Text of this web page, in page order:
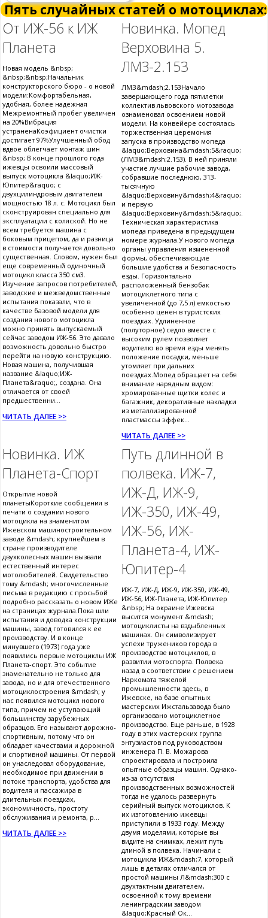
Пять случайных статей о мотоциклах:
От ИЖ-56 к ИЖ
Планета
Новая модель &nbsp;
&nbsp;&nbsp;Начальник
конструкторского бюро - о новой
модели:Комфортабельная,
удобная, более надежная
Межремонтный пробег увеличен
на 20%Вибрация
устраненаКоэфициент очистки
достигает 97%Улучшенный обод
вдвое облегчает монтаж шин
&nbsp; В конце прошлого года
ижевцы освоили массовый
выпуск мотоцикла &laquo;ИЖ-
Юпитер&raquo; с
двухцилиндровым двигателем
мощностью 18 л. с. Мотоцикл был
сконструирован специально для
эксплуатации с коляской. Но не
всем требуется машина с
боковым прицепом, да и разница
в стоимости получается довольно
существенная. Словом, нужен был
еще современный одиночный
мотоцикл класса 350 см3.
Изучение запросов потребителей,
заводские и межведомственные
испытания показали, что в
качестве базовой модели для
создания нового мотоцикла
можно принять выпускаемый
сейчас заводом ИЖ-56. Это давало
возможность довольно быстро
перейти на новую конструкцию.
Новая машина, получившая
название &laquo;ИЖ-
Планета&raquo;, создана. Она
отличается от своей
предшественни...
ЧИТАТЬ ДАЛЕЕ >>
Новинка. Мопед
Верховина 5.
ЛМЗ-2.153
ЛМЗ&mdash;2.153Начало
завершающего года пятилетки
коллектив львовского мотозавода
ознаменовал освоением новой
модели. На конвейере состоялась
торжественная церемония
запуска в производство мопеда
&laquo;Верховина&mdash;5&raquo;
(ЛМЗ&mdash;2.153). В ней приняли
участие лучшие рабочие завода,
собравшие последнюю, 313-
тысячную
&laquo;Верховину&mdash;4&raquo;
и первую
&laquo;Верховину&mdash;5&raquo;.
Техническая характеристика
мопеда приведена в предыдущем
номере журнала.У нового мопеда
органы управления измененной
формы, обеспечивающие
большие удобства и безопасность
езды. Горизонтально
расположенный бензобак
мотоциклетного типа с
увеличенной (до 7,5 л) емкостью
особенно ценен в туристских
поездках. Удлиненное
(полуторное) седло вместе с
высоким рулем позволяет
водителю во время езды менять
положение посадки, меньше
утомляет при дальних
поездках.Мопед обращает на себя
внимание нарядным видом:
хромированные щитки колес и
багажник, декоративные накладки
из металлизированной
пластмассы эффек...
ЧИТАТЬ ДАЛЕЕ >>
Новинка. ИЖ
Планета-Спорт
Открытие новой
планетыКороткие сообщения в
печати о создании нового
мотоцикла на знаменитом
Ижевском машиностроительном
заводе &mdash; крупнейшем в
стране производителе
двухколесных машин вызвали
естественный интерес
мотолюбителей. Свидетельство
тому &mdash; многочисленные
письма в редакцию с просьбой
подробно рассказать о новом ИЖе
на страницах журнала.Пока шли
испытания и доводка конструкции
машины, завод готовился к ее
производству. И в конце
минувшего (1973) года уже
появились первые мотоциклы ИЖ
Планета-спорт. Это событие
знаменательно не только для
завода, но и для отечественного
мотоциклостроения &mdash; у
нас появился мотоцикл нового
типа, причем не уступающий
большинству зарубежных
образцов. Его называют дорожно-
спортивным, потому что он
обладает качествами и дорожной
и спортивной машины. От первой
он унаследовал оборудование,
необходимое при движении в
потоке транспорта, удобства для
водителя и пассажира в
длительных поездках,
экономичность, простоту
обслуживания и ремонта, р...
ЧИТАТЬ ДАЛЕЕ >>
Путь длинной в
полвека. ИЖ-7,
ИЖ-Д, ИЖ-9,
ИЖ-350, ИЖ-49,
ИЖ-56, ИЖ-
Планета-4, ИЖ-
Юпитер-4
ИЖ-7, ИЖ-Д, ИЖ-9, ИЖ-350, ИЖ-49,
ИЖ-56, ИЖ-Планета, ИЖ-Юпитер
&nbsp; На окраине Ижевска
высится монумент &mdash;
мотоциклисты на вздыбленных
машинах. Он символизирует
успехи тружеников города в
производстве мотоциклов, в
развитии мотоспорта. Полвека
назад в соответствии с решением
Наркомата тяжелой
промышленности здесь, в
Ижевске, на базе опытных
мастерских Ижстальзавода было
организовано мотоциклетное
производство. Еще раньше, в 1928
году в этих мастерских группа
энтузиастов под руководством
инженера П. В. Можарова
спроектировала и построила
опытные образцы машин. Однако-
из-за отсутствия
производственных возможностей
тогда не удалось развернуть
серийный выпуск мотоциклов. К
их изготовлению ижевцы
приступили в 1933 году. Между
двумя моделями, которые вы
видите на снимках, лежит путь
длиной в полвека. Начинали с
мотоцикла ИЖ&mdash;7, который
лишь в деталях отличался от
простой машины Л&mdash;300 с
двухтактным двигателем,
освоенной к тому времени
ленинградским заводом
&laquo;Красный Ок...